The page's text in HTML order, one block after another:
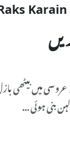
Karain
عروسی میں
بنی ہوئی ...